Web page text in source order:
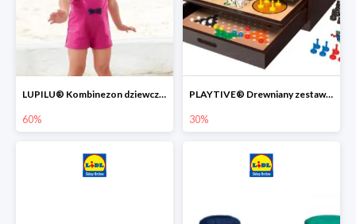
LUPILU® Kombinezon dziewczęcy z bawełny
60%
PLAYTIVE® Drewniany zestaw gier 10 w 1
30%